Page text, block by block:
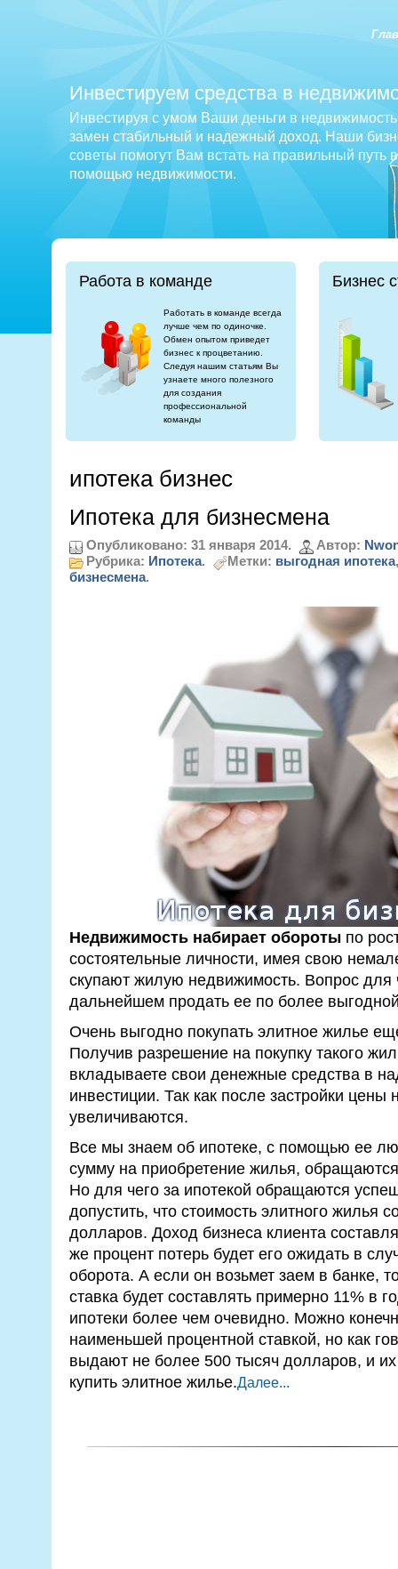
Инвестируем средства в
Инвестируя с умом Ваши деньги в
замен стабильный и надежный доход. Наши
советы помогут Вам встать на правильный путь
помощью недвижимости.
Работа в команде
Работать в команде всегда
лучше чем по одиночке.
Обмен опытом приведет
бизнес к процветанию.
Следуя нашим статьям Вы
узнаете много полезного
для создания
профессиональной
команды
Бизнес
ипотека бизнес
Ипотека для бизнесмена
Опубликовано: 31 января 2014. Автор:
Рубрика: Ипотека. Метки: выгодная ипотека
бизнесмена.
Недвижимость набирает оборотыпо
состоятельные личности, имея свою
скупают жилую недвижимость. Вопрос для
дальнейшем продать ее по более
Очень выгодно покупать элитное жилье
Получив разрешение на покупку такого
вкладываете свои денежные средства в
инвестиции. Так как после застройки цены
увеличиваются.
Все мы знаем об ипотеке, с помощью ее
сумму на приобретение жилья, обращаются
Но для чего за ипотекой обращаются
допустить, что стоимость элитного жилья
долларов. Доход бизнеса клиента
же процент потерь будет его ожидать в
оборота. А если он возьмет заем в банке,
ставка будет составлять примерно 11% в
ипотеки более чем очевидно. Можно
наименьшей процентной ставкой, но как
выдают не более 500 тысяч долларов, и их
купить элитное жилье.Далее...